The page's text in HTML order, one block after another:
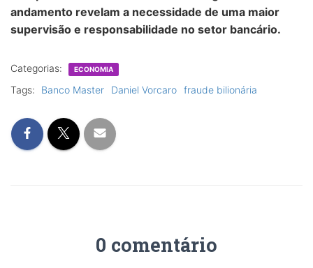
andamento revelam a necessidade de uma maior
supervisão e responsabilidade no setor bancário.
Categorias: ECONOMIA
Tags: Banco Master Daniel Vorcaro fraude bilionária
0 comentário